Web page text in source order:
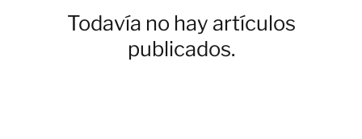
Todavía no hay artículos
publicados.